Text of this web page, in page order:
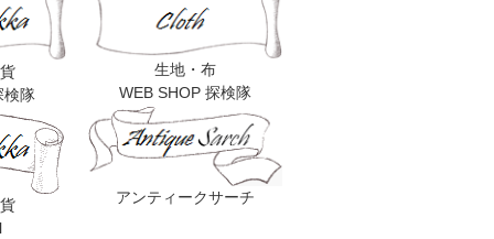
検隊
生地・布
WEB SHOP 探検隊
アンティークサーチ